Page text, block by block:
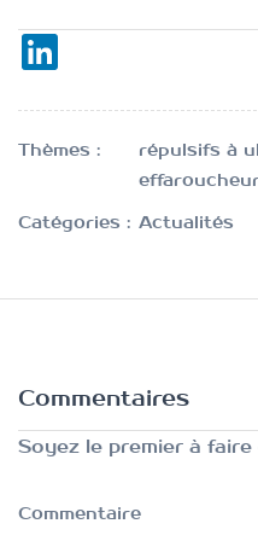
Thèmes :
répulsifs à
Catégories : Actualités
Commentaires
Soyez le premier à
Commentaire